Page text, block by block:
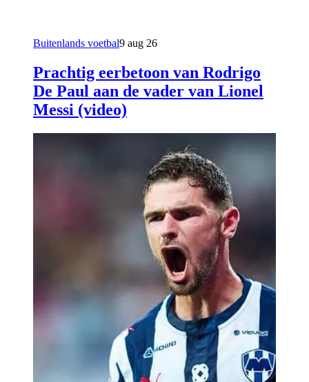
Buitenlands voetbal9 aug 26
Prachtig eerbetoon van Rodrigo
De Paul aan de vader van Lionel
Messi (video)